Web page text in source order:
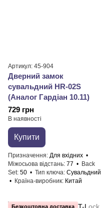
Артикул: 45-904
Дверний замок
сувальдний HR-02S
(Аналог Гардіан 10.11)
729 грн
В наявності
Купити
Призначення Для вхідних
Міжосьова відстань 77
Back
Set 50 Тип ключа Сувальдний
Країна-виробник Китай
Безкоштовна доставка